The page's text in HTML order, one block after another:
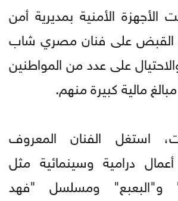
الأجهزة الأمنية بمديرية أمن
القبض على فنان مصري شاب
على عدد من المواطنين
مالية كبيرة منهم.
استغل الفنان المعروف
درامية وسينمائية مثل
و"البعبع" ومسلسل "فهد